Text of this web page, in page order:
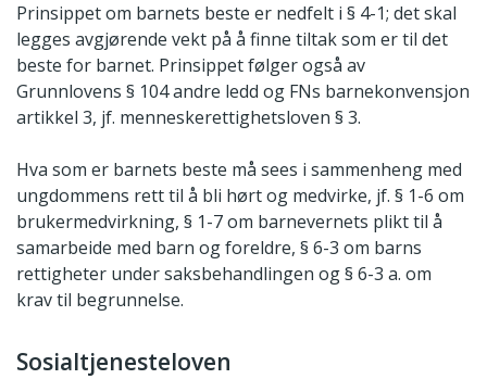
Prinsippet om barnets beste er nedfelt i § 4-1; det skal
legges avgjørende vekt på å finne tiltak som er til det
beste for barnet. Prinsippet følger også av
Grunnlovens § 104 andre ledd og FNs barnekonvensjon
artikkel 3, jf. menneskerettighetsloven § 3.
Hva som er barnets beste må sees i sammenheng med
ungdommens rett til å bli hørt og medvirke, jf. § 1-6 om
brukermedvirkning, § 1-7 om barnevernets plikt til å
samarbeide med barn og foreldre, § 6-3 om barns
rettigheter under saksbehandlingen og § 6-3 a. om
krav til begrunnelse.
Sosialtjenesteloven